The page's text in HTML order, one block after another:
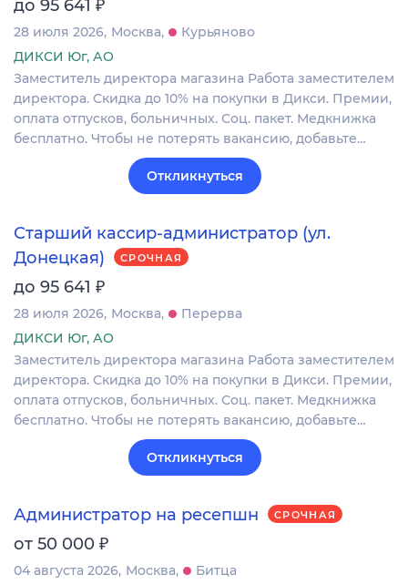
до 95 641
28 июля 2026 Москва
Курьяново
ДИКСИ Юг, АО
Заместитель директора магазина Работа заместителем
директора. Скидка до 10% на покупки в Дикси. Премии,
оплата отпусков, больничных. Соц. пакет. Медкнижка
бесплатно. Чтобы не потерять вакансию, добавьте…
Откликнуться
Старший кассир-администратор (ул.
Донецкая)
СРОЧНАЯ
до 95 641 ₽
28 июля 2026 Москва
Перерва
ДИКСИ Юг, АО
Заместитель директора магазина Работа заместителем
директора. Скидка до 10% на покупки в Дикси. Премии,
оплата отпусков, больничных. Соц. пакет. Медкнижка
бесплатно. Чтобы не потерять вакансию, добавьте…
Откликнуться
Администратор на ресепшн СРОЧНАЯ
от 50 000 ₽
04 августа 2026 Москва
Битца